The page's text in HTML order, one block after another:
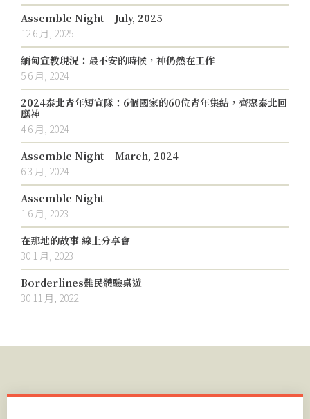
Assemble Night – July, 2025
12 6 月, 2025
緬甸宣教現況：最不安的時候，神仍然在工作
5 6 月, 2024
2024泰北青年短宣隊：6個國家的60位青年集結，齊聚泰北回
應神
4 6 月, 2024
Assemble Night – March, 2024
6 3 月, 2024
Assemble Night
1 6 月, 2023
在那地的故事 線上分享會
30 1 月, 2023
Borderlines難民體驗桌遊
30 11 月, 2022